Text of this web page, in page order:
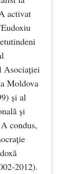
activat
Asociaţiei
Moldova
şi al
şi
condus,
2012).